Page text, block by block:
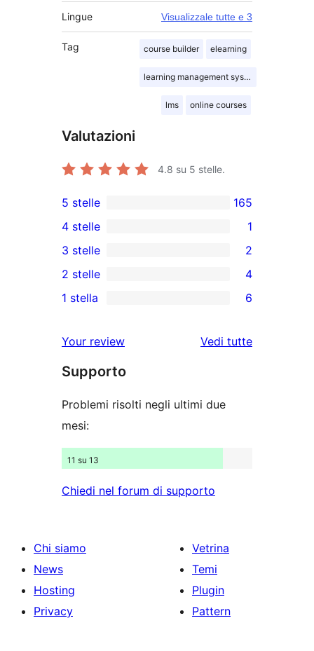
Lingue Visualizzale tutte e 3
Tag course builder elearning
learning management system
lms online courses
Valutazioni
4.8 su 5 stelle.
165
recensioni
a
5-
stelle
5 stelle 165
4-
recensioni
a
4 stelle 1
2
recensioni
a
stelle
3 stelle 2
recensioni
2-
stelle
2 stelle 4
a
1-
1 stella 6
Your review Vedi tuttele
Supporto
Problemi risolti negli ultimi due
mesi:
11 su 13
Chiedi nel forum di supporto
Chi siamo
News
Hosting
Privacy
Vetrina
Temi
Plugin
Pattern